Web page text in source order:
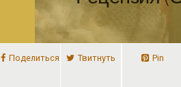
Поделиться Твитнуть Pin